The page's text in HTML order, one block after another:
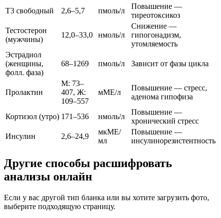
Т3 свободный
2,6–5,7 пмоль/л
Повышение —
тиреотоксикоз
Тестостерон
(мужчины)
12,0–33,0 нмоль/л
Снижение —
гипогонадизм,
утомляемость
Эстрадиол
(женщины,
фолл. фаза)
68–1269 пмоль/л Зависит от фазы цикла
Пролактин
М: 73–
407, Ж:
109–557
мМЕ/л
Повышение — стресс,
аденома гипофиза
Кортизол (утро) 171–536 нмоль/л
Повышение —
хронический стресс
Инсулин
2,6–24,9
мкМЕ/
мл
Повышение —
инсулинорезистентность
Другие способы расшифровать
анализы онлайн
Если у вас другой тип бланка или вы хотите загрузить фото,
выберите подходящую страницу.